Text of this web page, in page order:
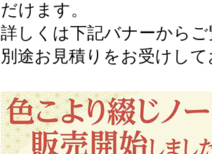
だけます。
詳しくは下記バナーから
別途お見積りをお受けし